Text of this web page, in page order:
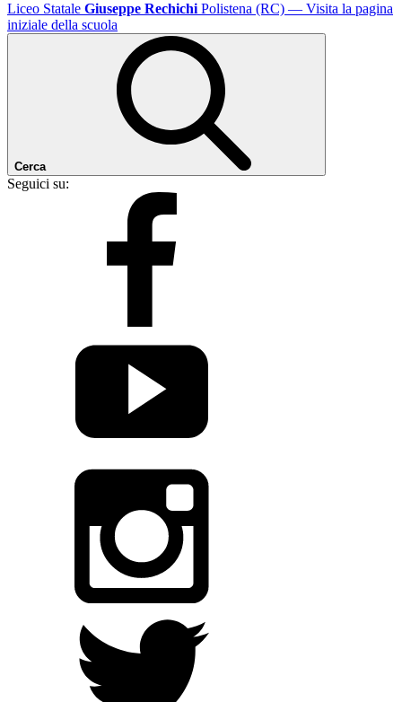
Liceo Statale Giuseppe Rechichi Polistena (RC) — Visita la pagina
iniziale della scuola
Cerca
Seguici su: